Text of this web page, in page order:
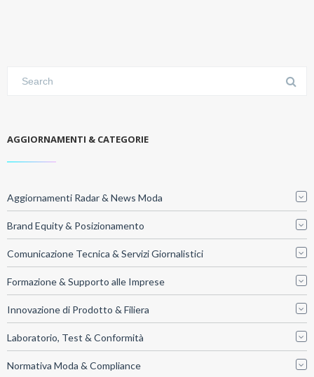
AGGIORNAMENTI & CATEGORIE
Aggiornamenti Radar & News Moda
Brand Equity & Posizionamento
Comunicazione Tecnica & Servizi Giornalistici
Formazione & Supporto alle Imprese
Innovazione di Prodotto & Filiera
Laboratorio, Test & Conformità
Normativa Moda & Compliance